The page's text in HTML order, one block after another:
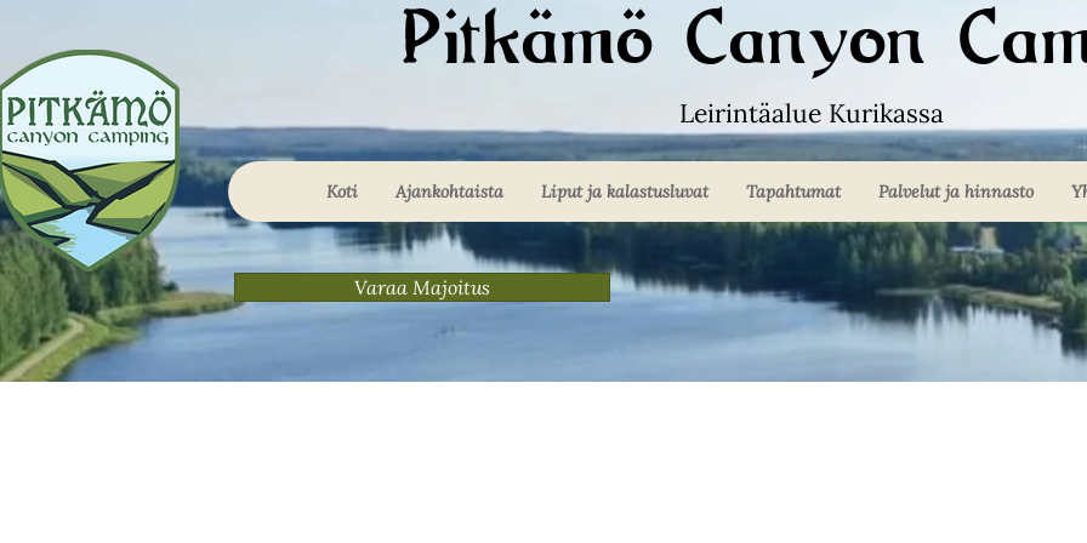
Koti Ajankohtaista Liput ja kalastusluvat Tapahtumat Palvelut ja hinnasto
Pitkämö Canyon
Leirintäalue Kurikassa
Varaa Majoitus